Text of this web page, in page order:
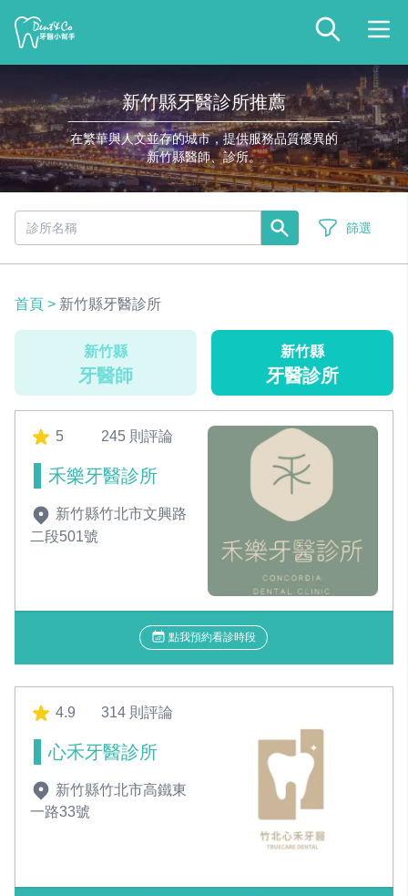
新竹縣牙醫診所推薦
在繁華與人文並存的城市，提供服務品質優異的
新竹縣醫師、診所。
篩選
首頁 > 新竹縣牙醫診所
新竹縣
牙醫師
新竹縣
牙醫診所
5 245 則評論
禾樂牙醫診所
新竹縣竹北市文興路
二段501號
點我預約看診時段
4.9 314 則評論
心禾牙醫診所
新竹縣竹北市高鐵東
一路33號